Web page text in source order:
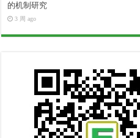
的机制研究
3 周 ago